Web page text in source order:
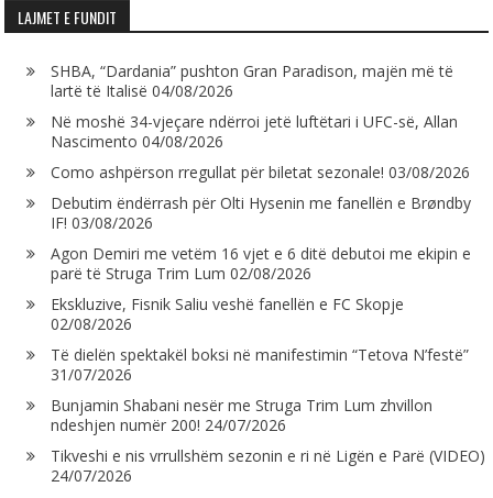
LAJMET E FUNDIT
SHBA, “Dardania” pushton Gran Paradison, majën më të
lartë të Italisë 04/08/2026
Në moshë 34-vjeçare ndërroi jetë luftëtari i UFC-së, Allan
Nascimento 04/08/2026
Como ashpërson rregullat për biletat sezonale! 03/08/2026
Debutim ëndërrash për Olti Hysenin me fanellën e Brøndby
IF! 03/08/2026
Agon Demiri me vetëm 16 vjet e 6 ditë debutoi me ekipin e
parë të Struga Trim Lum 02/08/2026
Ekskluzive, Fisnik Saliu veshë fanellën e FC Skopje
02/08/2026
Të dielën spektakël boksi në manifestimin “Tetova N’festë”
31/07/2026
Bunjamin Shabani nesër me Struga Trim Lum zhvillon
ndeshjen numër 200! 24/07/2026
Tikveshi e nis vrrullshëm sezonin e ri në Ligën e Parë (VIDEO)
24/07/2026